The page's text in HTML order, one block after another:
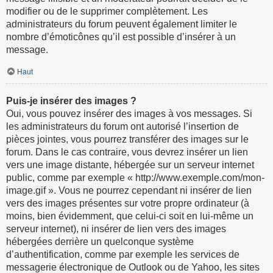
modifier ou de le supprimer complètement. Les
administrateurs du forum peuvent également limiter le
nombre d’émoticônes qu’il est possible d’insérer à un
message.
Haut
Puis-je insérer des images ?
Oui, vous pouvez insérer des images à vos messages. Si
les administrateurs du forum ont autorisé l’insertion de
pièces jointes, vous pourrez transférer des images sur le
forum. Dans le cas contraire, vous devrez insérer un lien
vers une image distante, hébergée sur un serveur internet
public, comme par exemple « http://www.exemple.com/mon-
image.gif ». Vous ne pourrez cependant ni insérer de lien
vers des images présentes sur votre propre ordinateur (à
moins, bien évidemment, que celui-ci soit en lui-même un
serveur internet), ni insérer de lien vers des images
hébergées derrière un quelconque système
d’authentification, comme par exemple les services de
messagerie électronique de Outlook ou de Yahoo, les sites